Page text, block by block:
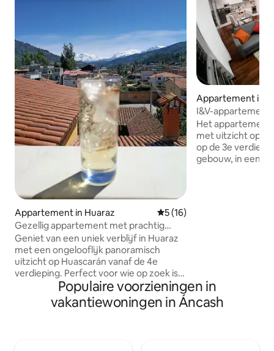
Appartement in Huaraz Gemiddelde beoordeling
5 (16)
Gezellig appartement met prachtig
uitzicht op de Huascarán
Geniet van een uniek verblijf in Huaraz
met een ongelooflijk panoramisch
uitzicht op Huascarán vanaf de 4e
verdieping. Perfect voor wie op zoek is
naar rust, comfort en een band met de
goed verlicht en volledig uitgerust met
Appartement in
I&V-appartement
Het appartement
met uitzicht op
op de 3e
gebouw, in een
Populaire voorzieningen in
vakantiewoningen in Áncash